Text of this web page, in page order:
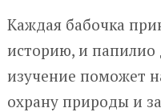
Каждая бабочка
историю, и папилио
изучение поможет
охрану природы и